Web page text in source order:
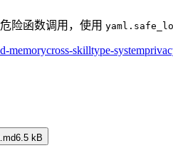
险函数调用，使用
memorycross-skilltype-system
6.5 kB